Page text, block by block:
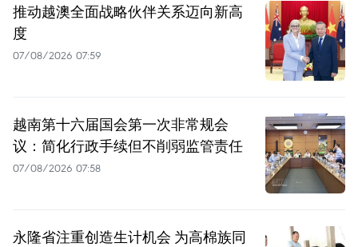
推动越澳全面战略伙伴关系迈向新高
度
07/08/2026 07:59
越南第十六届国会第一次非常规会
议：简化行政手续但不削弱监管责任
07/08/2026 07:58
永隆省注重创造生计机会 为高棉族同